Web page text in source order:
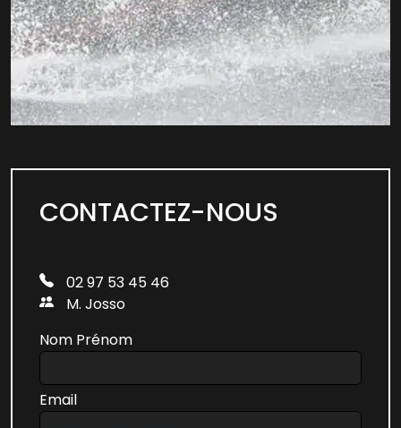
CONTACTEZ-NOUS
02 97 53 45 46
M. Josso
Nom Prénom
Email